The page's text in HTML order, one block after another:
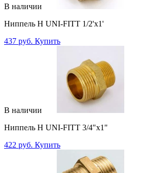
В наличии
Ниппель Н UNI-FITT 1/2'x1'
437 руб. Купить
В наличии
Ниппель Н UNI-FITT 3/4"x1"
422 руб. Купить